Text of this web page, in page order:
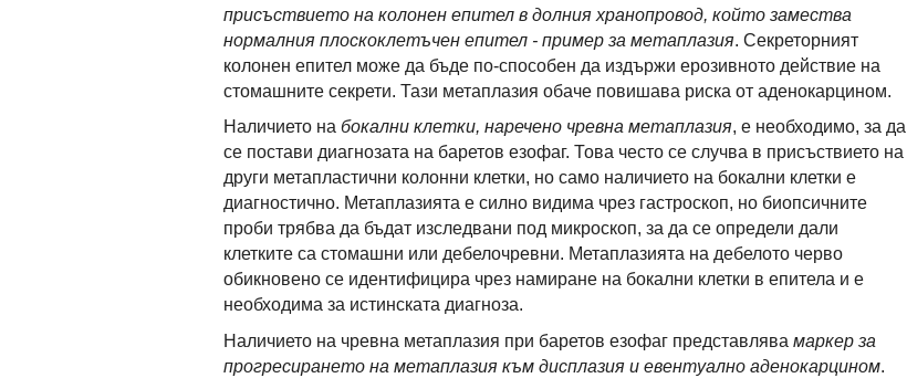
присъствието на колонен епител в долния хранопровод, който замества
нормалния плоскоклетъчен епител - пример за метаплазия. Секреторният
колонен епител може да бъде по-способен да издържи ерозивното действие на
стомашните секрети. Тази метаплазия обаче повишава риска от аденокарцином.
Наличието на бокални клетки, наречено чревна метаплазия, е необходимо, за да
се постави диагнозата на баретов езофаг. Това често се случва в присъствието на
други метапластични колонни клетки, но само наличието на бокални клетки е
диагностично. Метаплазията е силно видима чрез гастроскоп, но биопсичните
проби трябва да бъдат изследвани под микроскоп, за да се определи дали
клетките са стомашни или дебелочревни. Метаплазията на дебелото черво
обикновено се идентифицира чрез намиране на бокални клетки в епитела и е
необходима за истинската диагноза.
Наличието на чревна метаплазия при баретов езофаг представлява маркер за
прогресирането на метаплазия към дисплазия и евентуално аденокарцином.